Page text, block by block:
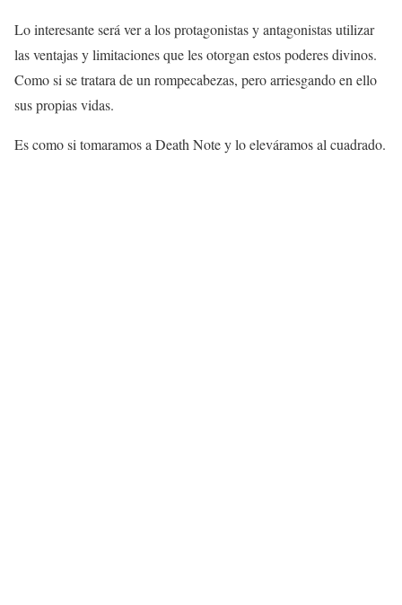
Lo interesante será ver a los protagonistas y antagonistas utilizar
las ventajas y limitaciones que les otorgan estos poderes divinos.
Como si se tratara de un rompecabezas, pero arriesgando en ello
sus propias vidas.
Es como si tomaramos a Death Note y lo eleváramos al cuadrado.